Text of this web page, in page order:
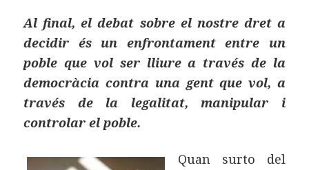
Al final, el debat sobre el nostre dret a
decidir és un enfrontament entre un
poble que vol ser lliure a través de la
democràcia contra una gent que vol, a
través de la legalitat, manipular i
controlar el poble.
Quan surto del